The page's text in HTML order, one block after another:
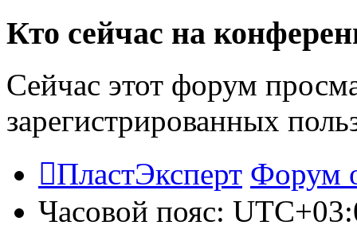
Кто сейчас на
Сейчас этот форум
зарегистрированных
ПластЭксперт Форум
Часовой пояс: